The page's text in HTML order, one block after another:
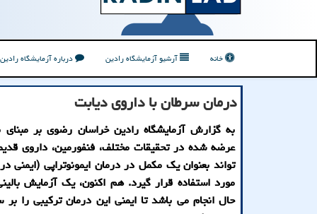
خانه آرشیو آزمایشگاه رادین درباره آزمایشگاه رادین
درمان سرطان با داروی دیابت
به گزارش آزمایشگاه رادین خراسان رضوی بر مبنای
عرضه شده در تحقیقات مختلف، فنفورمین، داروی
تواند بعنوان یک مکمل در درمان ایمونوتراپی (ایمنی
مورد استفاده قرار گیرد. هم اکنون، یک آزمایش
حال انجام می باشد تا ایمنی این درمان ترکیبی را